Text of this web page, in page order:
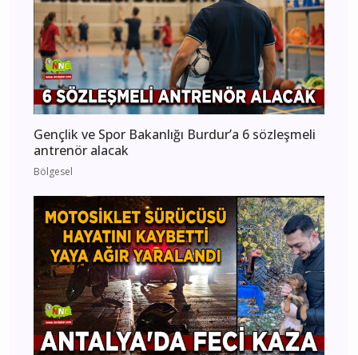
Gençlik ve Spor Bakanlığı Burdur’a 6 sözleşmeli
antrenör alacak
Bölgesel